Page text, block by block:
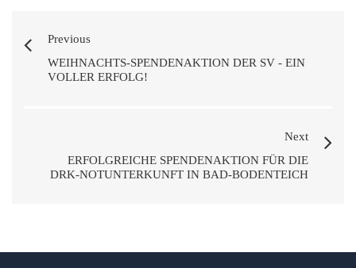
Previous
WEIHNACHTS-SPENDENAKTION DER SV - EIN
VOLLER ERFOLG!
Next
ERFOLGREICHE SPENDENAKTION FÜR DIE
DRK-NOTUNTERKUNFT IN BAD-BODENTEICH